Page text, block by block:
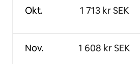
Okt.
Nov.
1 713 kr SEK
1 608 kr SEK